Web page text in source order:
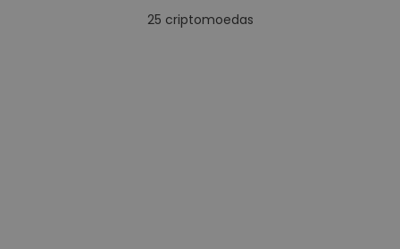
25 criptomoedas